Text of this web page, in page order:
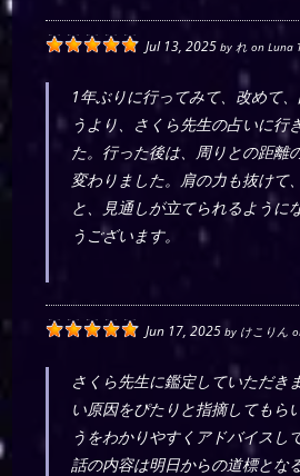
Jul 13, 2025 byれ onLuna
1年ぶりに行ってみて、改めて
うより、さくら先生の占いに行
た。行った後は、周りとの距離
変わりました。肩の力も抜けて
と、見通しが立てられるように
うございます。
Jun 17, 2025 by けこりん
さくら先生に鑑定していただき
い原因をぴたりと指摘してもら
うをわかりやすくアドバイスし
話の内容は明日からの道標とな